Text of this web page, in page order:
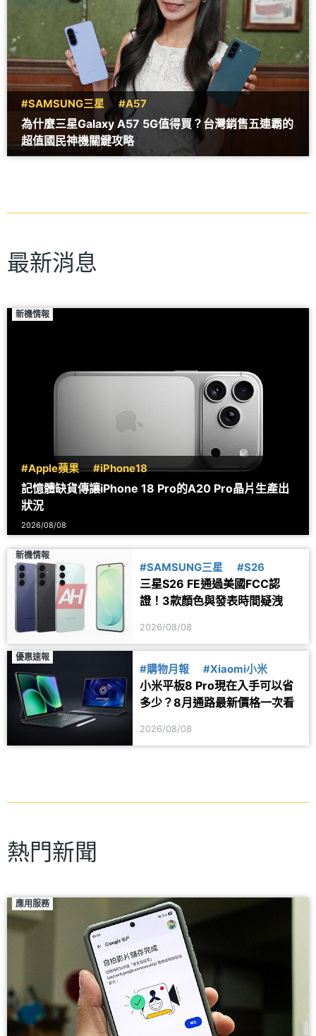
#SAMSUNG三星 #A57
為什麼三星Galaxy A57 5G值得買？台灣銷售五連霸的
超值國民神機關鍵攻略
最新消息
新機情報
#Apple蘋果 #iPhone18
記憶體缺貨傳讓iPhone 18 Pro的A20 Pro晶片生產出
狀況
2026/08/08
新機情報
#SAMSUNG三星 #S26
三星S26 FE通過美國FCC認
證！3款顏色與發表時間疑洩
2026/08/08
優惠速報
#購物月報 #Xiaomi小米
小米平板8 Pro現在入手可以省
多少？8月通路最新價格一次看
2026/08/08
熱門新聞
應用服務